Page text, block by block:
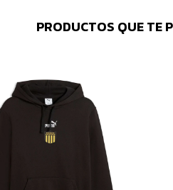
PRODUCTOS QUE TE